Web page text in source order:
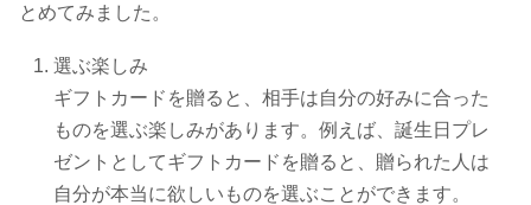
とめてみました。
選ぶ楽しみ
ギフトカードを贈ると、相手は自分の好みに合った
ものを選ぶ楽しみがあります。例えば、誕生日プレ
ゼントとしてギフトカードを贈ると、贈られた人は
自分が本当に欲しいものを選ぶことができます。